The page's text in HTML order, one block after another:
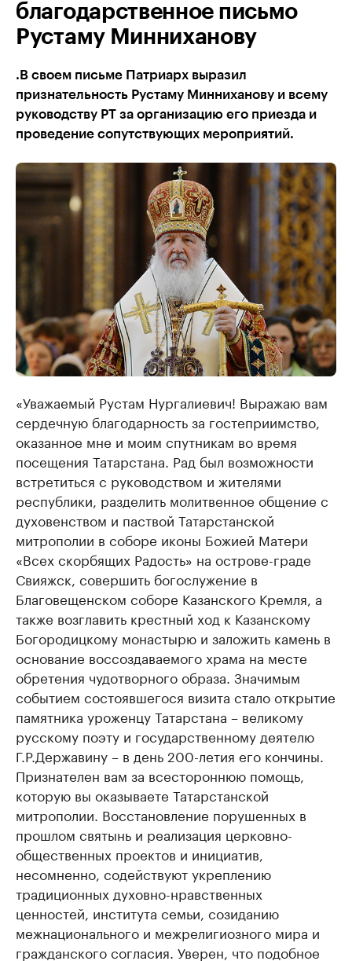
благодарственное письмо
Рустаму Минниханову
.В своем письме Патриарх выразил
признательность Рустаму Минниханову и всему
руководству РТ за организацию его приезда и
проведение сопутствующих мероприятий.
«Уважаемый Рустам Нургалиевич! Выражаю вам
сердечную благодарность за гостеприимство,
оказанное мне и моим спутникам во время
посещения Татарстана. Рад был возможности
встретиться с руководством и жителями
республики, разделить молитвенное общение с
духовенством и паствой Татарстанской
митрополии в соборе иконы Божией Матери
«Всех скорбящих Радость» на острове-граде
Свияжск, совершить богослужение в
Благовещенском соборе Казанского Кремля, а
также возглавить крестный ход к Казанскому
Богородицкому монастырю и заложить камень в
основание воссоздаваемого храма на месте
обретения чудотворного образа. Значимым
событием состоявшегося визита стало открытие
памятника уроженцу Татарстана – великому
русскому поэту и государственному деятелю
Г.Р.Державину – в день 200-летия его кончины.
Признателен вам за всестороннюю помощь,
которую вы оказываете Татарстанской
митрополии. Восстановление порушенных в
прошлом святынь и реализация церковно-
общественных проектов и инициатив,
несомненно, содействуют укреплению
традиционных духовно-нравственных
ценностей, института семьи, созиданию
межнационального и межрелигиозного мира и
гражданского согласия. Уверен, что подобное